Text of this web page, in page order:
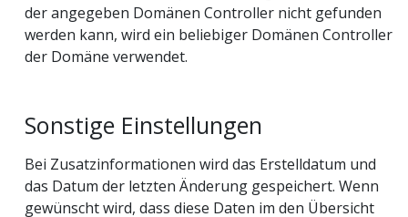
der angegeben Domänen Controller nicht gefunden
werden kann, wird ein beliebiger Domänen Controller
der Domäne verwendet.
Sonstige Einstellungen
Bei Zusatzinformationen wird das Erstelldatum und
das Datum der letzten Änderung gespeichert. Wenn
gewünscht wird, dass diese Daten im den Übersicht